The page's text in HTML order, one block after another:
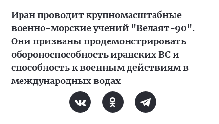
Иран проводит крупномасштабные
военно-морские учений "Велаят-90".
Они призваны продемонстрировать
обороноспособность иранских ВС и
способность к военным действиям в
международных водах